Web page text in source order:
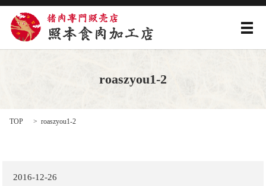
メ
roaszyou1-2
TOP roaszyou1-2
2016-12-26